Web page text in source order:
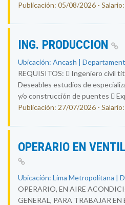
Publicación: 05/08/2026 -
ING. PRODUCCION
Ubicación: Ancash |
REQUISITOS:  Ingeniero civil
Deseables estudios de
y/o construcción de puentes 
Publicación: 27/07/2026 - Salario:
OPERARIO EN
Ubicación: Lima Metropolitana |
OPERARIO, EN AIRE
GENERAL, PARA TRABAJAR EN